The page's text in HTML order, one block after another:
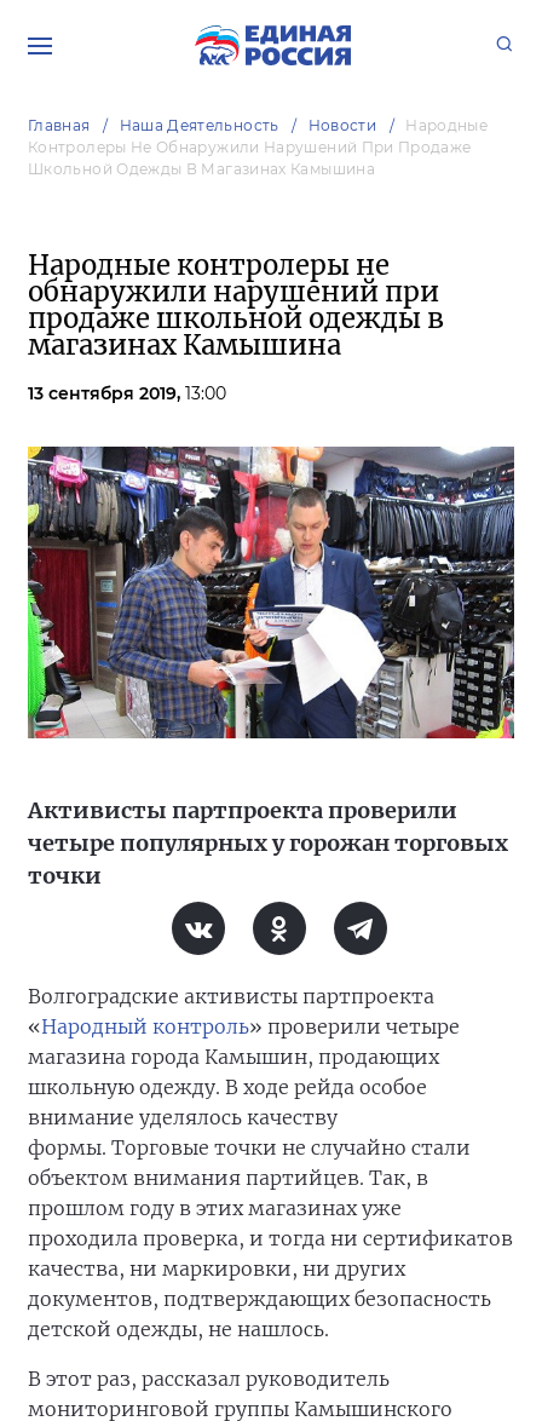
Главная Наша Деятельность Новости
Народные
Контролеры Не Обнаружили Нарушений При Продаже
Школьной Одежды В Магазинах Камышина
Народные контролеры не
обнаружили нарушений при
продаже школьной одежды в
магазинах Камышина
13 сентября 2019, 13:00
Активисты партпроекта проверили
четыре популярных у горожан торговых
точки
Волгоградские активисты партпроекта
«Народный контроль» проверили четыре
магазина города Камышин, продающих
школьную одежду. В ходе рейда особое
внимание уделялось качеству
формы. Торговые точки не случайно стали
объектом внимания партийцев. Так, в
прошлом году в этих магазинах уже
проходила проверка, и тогда ни сертификатов
качества, ни маркировки, ни других
документов, подтверждающих безопасность
детской одежды, не нашлось.
В этот раз, рассказал руководитель
мониторинговой группы Камышинского